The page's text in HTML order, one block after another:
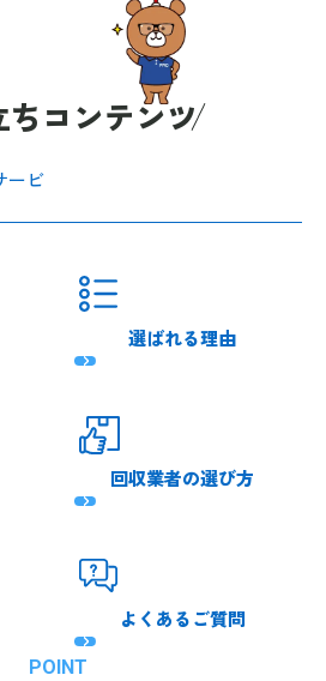
ちコンテンツ
ービ
選ばれる理由
回収業者の選び方
よくあるご質問
POINT